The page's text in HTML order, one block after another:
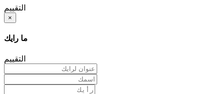
التقييم
×
ما رايك
التقييم